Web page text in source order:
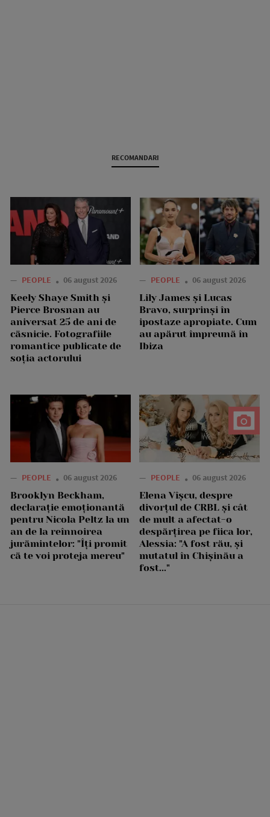
RECOMANDARI
— PEOPLE 06 august 2026
Keely Shaye Smith și
Pierce Brosnan au
aniversat 25 de ani de
căsnicie. Fotografiile
romantice publicate de
soția actorului
— PEOPLE 06 august 2026
Lily James și Lucas
Bravo, surprinși în
ipostaze apropiate. Cum
au apărut împreună în
Ibiza
— PEOPLE 06 august 2026
Brooklyn Beckham,
declarație emoționantă
pentru Nicola Peltz la un
an de la reînnoirea
jurămintelor: "Îți promit
că te voi proteja mereu"
— PEOPLE 06 august 2026
Elena Vîșcu, despre
divorțul de CRBL și cât
de mult a afectat-o
despărțirea pe fiica lor,
Alessia: "A fost rău, și
mutatul în Chișinău a
fost..."